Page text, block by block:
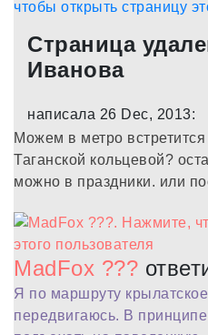
Страница
Иванова
написала 26 Dec, 2013:
Можем в метро
Таганской кольцевой?
можно в праздники. или
MadFox ???
Я по маршруту
передвигаюсь. В